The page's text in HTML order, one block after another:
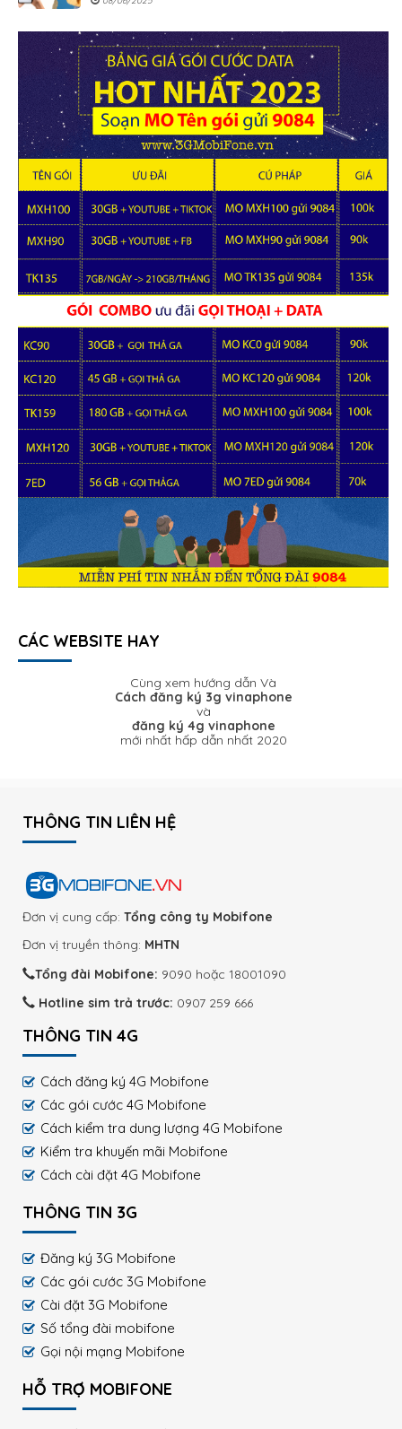
CÁC WEBSITE HAY
Cùng xem hướng dẫn Và
Cách đăng ký 3g vinaphone
và
đăng ký 4g vinaphone
mới nhất hấp dẫn nhất 2020
THÔNG TIN LIÊN HỆ
Đơn vị cung cấp: Tổng công ty Mobifone
Đơn vị truyền thông: MHTN
Tổng đài Mobifone: 9090 hoặc 18001090
Hotline sim trả trước: 0907 259 666
THÔNG TIN 4G
Cách đăng ký 4G Mobifone
Các gói cước 4G Mobifone
Cách kiểm tra dung lượng 4G Mobifone
Kiểm tra khuyến mãi Mobifone
Cách cài đặt 4G Mobifone
THÔNG TIN 3G
Đăng ký 3G Mobifone
Các gói cước 3G Mobifone
Cài đặt 3G Mobifone
Số tổng đài mobifone
Gọi nội mạng Mobifone
HỖ TRỢ MOBIFONE